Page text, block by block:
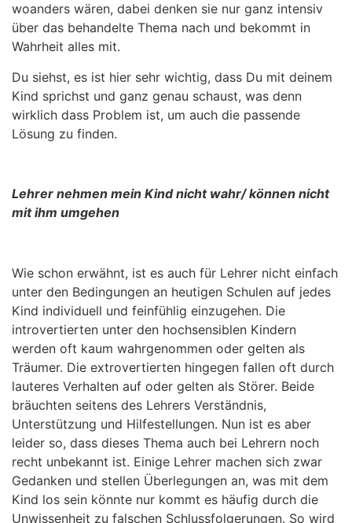
woanders wären, dabei denken sie nur ganz intensiv
über das behandelte Thema nach und bekommt in
Wahrheit alles mit.
Du siehst, es ist hier sehr wichtig, dass Du mit deinem
Kind sprichst und ganz genau schaust, was denn
wirklich dass Problem ist, um auch die passende
Lösung zu finden.
Lehrer nehmen mein Kind nicht wahr/ können nicht
mit ihm umgehen
Wie schon erwähnt, ist es auch für Lehrer nicht einfach
unter den Bedingungen an heutigen Schulen auf jedes
Kind individuell und feinfühlig einzugehen. Die
introvertierten unter den hochsensiblen Kindern
werden oft kaum wahrgenommen oder gelten als
Träumer. Die extrovertierten hingegen fallen oft durch
lauteres Verhalten auf oder gelten als Störer. Beide
bräuchten seitens des Lehrers Verständnis,
Unterstützung und Hilfestellungen. Nun ist es aber
leider so, dass dieses Thema auch bei Lehrern noch
recht unbekannt ist. Einige Lehrer machen sich zwar
Gedanken und stellen Überlegungen an, was mit dem
Kind los sein könnte nur kommt es häufig durch die
Unwissenheit zu falschen Schlussfolgerungen. So wird